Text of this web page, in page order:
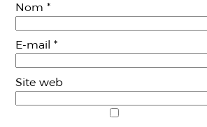
Nom*
E-mail*
Site web